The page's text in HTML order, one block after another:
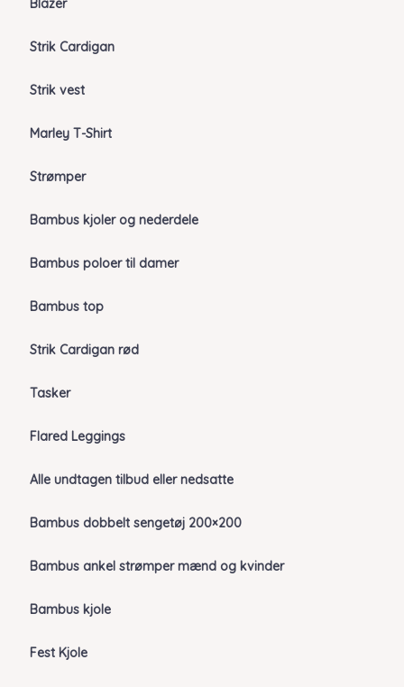
Blazer
Strik Cardigan
Strik vest
Marley T-Shirt
Strømper
Bambus kjoler og nederdele
Bambus poloer til damer
Bambus top
Strik Cardigan rød
Tasker
Flared Leggings
Alle undtagen tilbud eller nedsatte
Bambus dobbelt sengetøj 200×200
Bambus ankel strømper mænd og kvinder
Bambus kjole
Fest Kjole